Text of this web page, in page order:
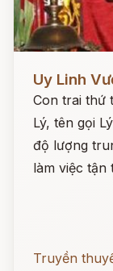
Uy Linh
Con trai thứ
Lý, tên gọi
độ lượng
làm việc tận
Truyền